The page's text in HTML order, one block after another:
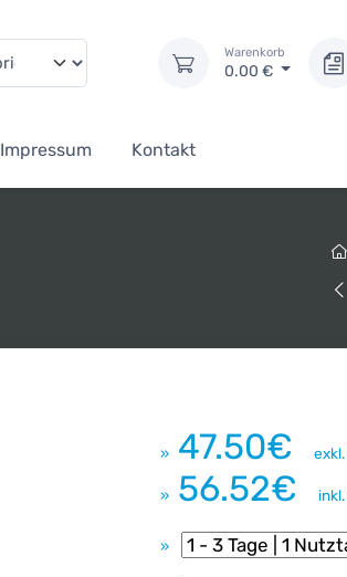
Warenkorb
0.00 €
Impressum Kontakt
» 47.50€
» 56.52€
»